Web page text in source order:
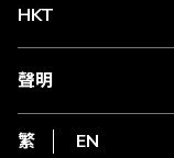
Club Shopping 商品領
常見問題
HKT
csl.
1010
HKT
聲明
私隱聲明
使用條款
繁 EN